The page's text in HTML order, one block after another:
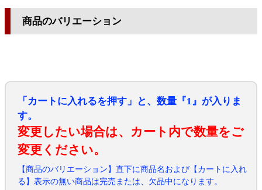
商品のバリエーション
「カートに入れるを押す」と、数量『1』が入りま
す。
変更したい場合は、カート内で数量をご
変更ください。
【商品のバリエーション】直下に商品名および【カートに入れ
る】表示の無い商品は完売または、欠品中になります。